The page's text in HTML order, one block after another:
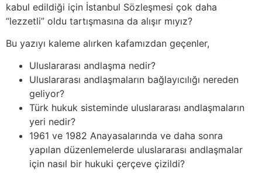
kabul edildiği için İstanbul Sözleşmesi çok daha
“lezzetli” oldu tartışmasına da alışır mıyız?
Bu yazıyı kaleme alırken kafamızdan geçenler,
Uluslararası andlaşma nedir?
Uluslararası andlaşmaların bağlayıcılığı nereden
geliyor?
Türk hukuk sisteminde uluslararası andlaşmaların
yeri nedir?
1961 ve 1982 Anayasalarında ve daha sonra
yapılan düzenlemelerde uluslararası andlaşmalar
için nasıl bir hukuki çerçeve çizildi?